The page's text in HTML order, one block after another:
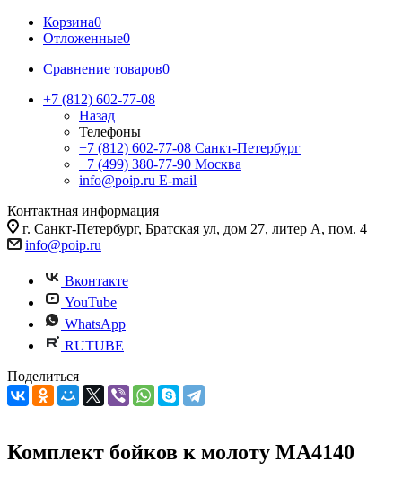
Корзина0
Отложенные0
Сравнение товаров0
+7 (812) 602-77-08
Назад
Телефоны
+7 (812) 602-77-08 Санкт-Петербург
+7 (499) 380-77-90 Москва
info@poip.ru E-mail
Контактная информация
г. Санкт-Петербург, Братская ул, дом 27, литер А, пом. 4
info@poip.ru
Вконтакте
YouTube
WhatsApp
RUTUBE
Поделиться
Комплект бойков к молоту МА4140